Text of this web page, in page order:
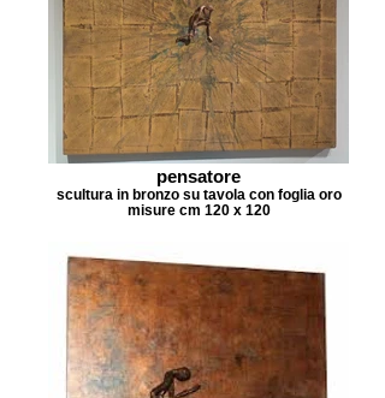
pensatore
scultura in bronzo su tavola con foglia oro
misure cm 120 x 120